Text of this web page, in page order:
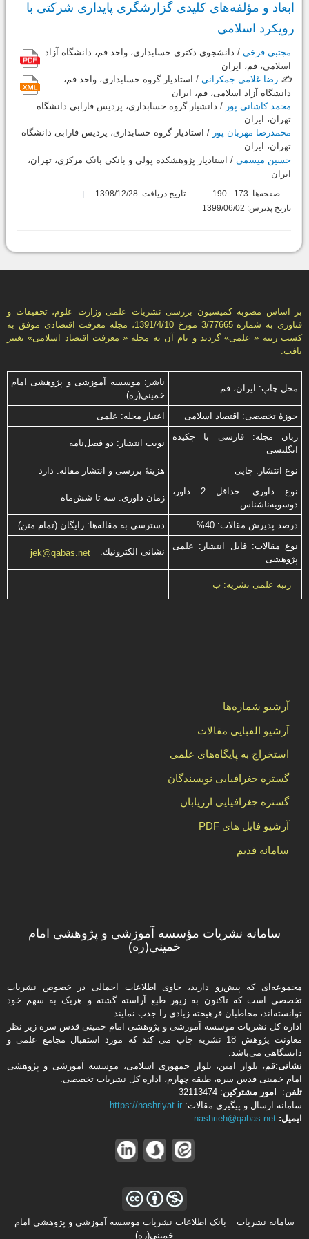
ابعاد و مؤلفه‌های کلیدی گزارشگری پایداری شرکتی با
رویکرد اسلامی
مجتبی فرخی / دانشجوی دکتری حسابداری، واحد قم، دانشگاه آزاد
اسلامی، قم، ایران
✍️ رضا غلامی جمکرانی / استادیار گروه حسابداری، واحد قم،
دانشگاه آزاد اسلامی، قم، ایران
محمد کاشانی پور / دانشیار گروه حسابداری، پردیس فارابی دانشگاه
تهران، ایران
محمدرضا مهربان پور / استادیار گروه حسابداری، پردیس فارابی دانشگاه
تهران، ایران
حسین میسمی / استادیار پژوهشکده پولی و بانکی بانک مرکزی، تهران،
ایران
صفحه‌ها: 173
-
تاریخ دریافت: 1398/12/28
تاریخ پذیرش: 1399/06/02
بر اساس مصوبه کمیسیون بررسی نشریات علمی وزارت علوم، تحقیقات و
فناوری به شماره 3/77665 مورخ 1391/4/10، مجله معرفت اقتصادی موفق به
کسب رتبه « علمی» گردید و نام آن به مجله « معرفت اقتصاد اسلامی» تغییر
یافت.
محل چاپ: ایران، قم
ناشر: موسسه آموزشی و پژوهشی امام
خمینی(ره)
حوزۀ تخصصی: اقتصاد اسلامی
اعتبار مجله: علمی
زبان مجله: فارسی با چكیده
انگلیسی
نوبت انتشار: دو فصل‌نامه
نوع انتشار: چاپی
هزینۀ بررسی و انتشار مقاله: دارد
نوع داوری: حداقل 2 داور،
دوسویه‌ناشناس
زمان داوری: سه تا شش‌ماه
درصد پذیرش مقالات: 40%
دسترسی به مقاله‌ها: رایگان (تمام متن)
نوع مقالات: قابل انتشار: علمی
پژوهشی
نشانی الكترونیك: jek@qabas.net
رتبه علمی نشریه: ب
آرشیو شماره‌ها
آرشیو الفبایی مقالات
استخراج به پایگاه‌های علمی
گستره جغرافیایی نویسندگان
گستره جغرافیایی ارزیابان
آرشیو فایل های PDF
سامانه قدیم
سامانه نشریات مؤسسه آموزشی و پژوهشی امام
خمینی(ره)
مجموعه‌ای که پیش‌رو دارید،‌ حاوی اطلاعات اجمالی در خصوص نشریات
تخصصی است که تاکنون به زیور طبع آراسته گشته و هریک به سهم خود
توانسته‌اند، مخاطبان فرهیخته‌ زیادی را جذب نمایند.
اداره كل نشریات موسسه آموزشی و پژوهشی امام خمینی قدس سره زیر نظر
معاونت پژوهش 18 نشریه چاپ می کند که مورد استقبال مجامع علمی و
دانشگاهی می‌باشد.
نشانی:قم، بلوار امین، بلوار جمهوری اسلامی، موسسه آموزشی و پژوهشی
امام خمینی قدس سره، طبقه چهارم، اداره كل نشریات تخصصی.
تلفن: امور مشتركین: 32113474
سامانه ارسال و پیگیری مقالات: https://nashriyat.ir
ایمیل: nashrieh@qabas.net
سامانه نشریات _ بانک اطلاعات نشریات موسسه آموزشی و پژوهشی امام
خمینی(ره)